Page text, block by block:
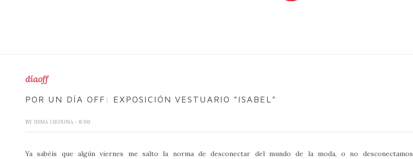
díaoff
POR UN DÍA OFF: EXPOSICIÓN VESTUARIO "ISABEL"
BY INMA ORDUNA - 8:00
Ya sabéis que algún viernes me salto la norma de desconectar del mundo de la moda, o no desconectamos